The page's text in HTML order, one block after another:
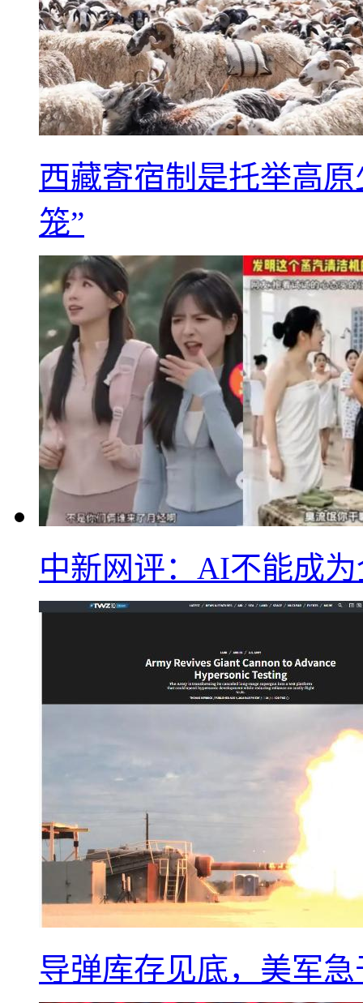
西藏寄宿制是托举高
笼”
中新网评：AI不能成
导弹库存见底，美军